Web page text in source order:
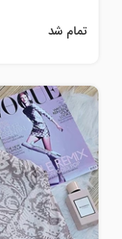
تمام شد